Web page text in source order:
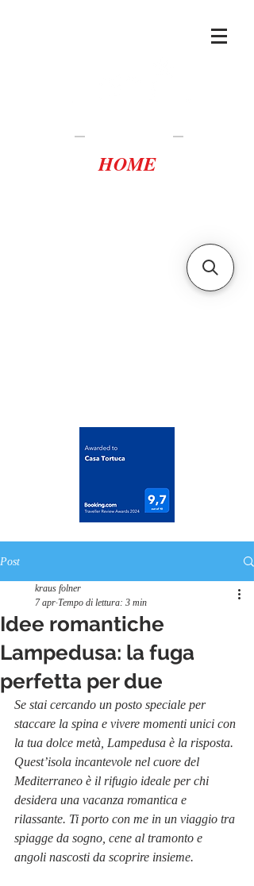
HOME
scopri i vantaggi della
Post
Idee romantiche
Lampedusa: la fuga
perfetta per due
kraus folner
7 apr Tempo di lettura: 3 min
Se stai cercando un posto speciale per
staccare la spina e vivere momenti unici con
la tua dolce metà, Lampedusa è la risposta.
Quest’isola incantevole nel cuore del
Mediterraneo è il rifugio ideale per chi
desidera una vacanza romantica e
rilassante. Ti porto con me in un viaggio tra
spiagge da sogno, cene al tramonto e
angoli nascosti da scoprire insieme.